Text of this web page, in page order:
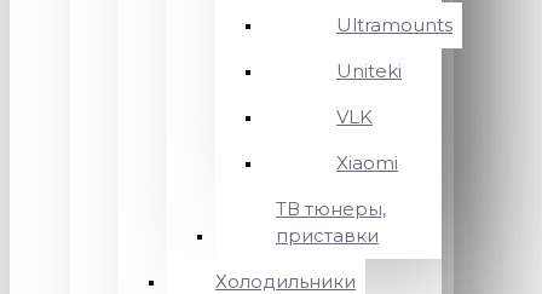
Ultramounts
Uniteki
VLK
Xiaomi
ТВ тюнеры,
приставки
Холодильники